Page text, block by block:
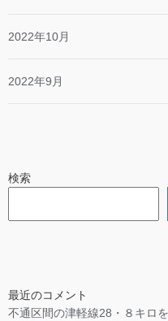
2022年10月
2022年9月
検索
最近のコメント
不通区間の津軽線28・８キロ